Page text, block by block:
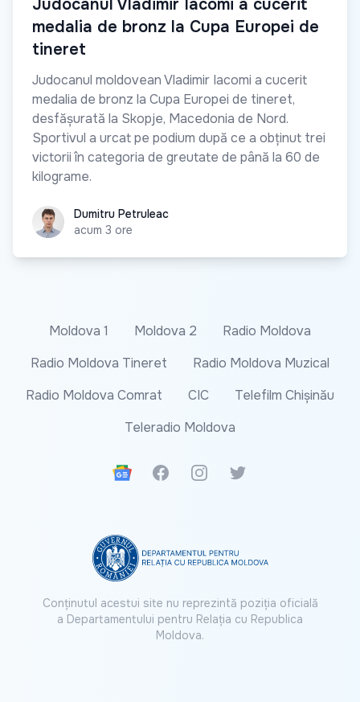
Judocanul Vladimir Iacomi a cucerit
medalia de bronz la Cupa Europei de
tineret
Judocanul moldovean Vladimir Iacomi a cucerit
medalia de bronz la Cupa Europei de tineret,
desfășurată la Skopje, Macedonia de Nord.
Sportivul a urcat pe podium după ce a obținut trei
victorii în categoria de greutate de până la 60 de
kilograme.
Dumitru Petruleac
Dumitru Petruleac
acum 3 ore
Moldova 1 Moldova 2
Radio Moldova
Radio Moldova Tineret
Radio Moldova Muzical
Radio Moldova Comrat
CIC
Telefilm Chișinău
Teleradio Moldova
Google News
FacebookInstagramTwitter
Conținutul acestui site nu reprezintă poziția oficială
a Departamentului pentru Relația cu Republica
Moldova.